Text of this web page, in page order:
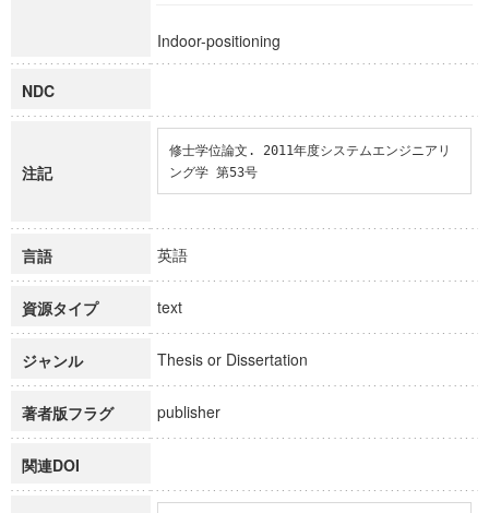
Indoor-positioning
NDC
注記
修士学位論文. 2011年度システムエンジニアリ
ング学 第53号
言語 英語
資源タイプ text
ジャンル Thesis or Dissertation
著者版フラグ publisher
関連DOI